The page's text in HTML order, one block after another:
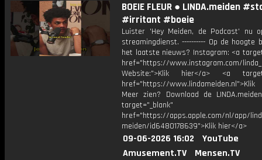
BOEIE FLEUR ● LINDA.meiden
#irritant #boeie
Luister 'Hey Meiden, de Podcast' nu
streamingdienst. ---------- Op de hoogte
het laatste nieuws? Instagram: <a
href="https://www.instagram.com/
Website:">Klik hier</a> <a
href="https://
Meer zien? Download de
target="_blank"
href="https://apps.apple.com/nl/app/
meiden/id6480178639">Klik hier</a>
09-06-2026 16:02
YouTube
Amusement.TV
Mensen.TV